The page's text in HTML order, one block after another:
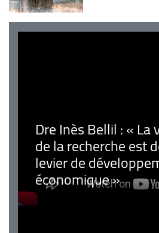
Dre Inès Bellil : «
de la recherche est
levier de
économique »